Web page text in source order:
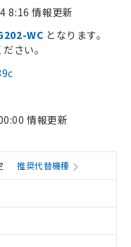
8:16 情報更新
WC となります。
さい。
情報更新
推奨代替機種